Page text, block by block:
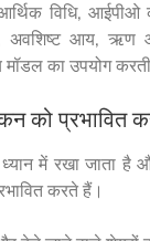
विधि,
अवशिष्ट आय,
मॉडल का उपयोग
को प्रभावित
में रखा जाता है
करते हैं।